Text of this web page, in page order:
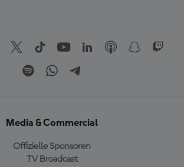
Media & Commercial
Offizielle Sponsoren
TV Broadcast